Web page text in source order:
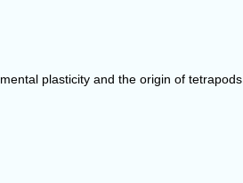
plasticity and the origin of tetrapods.